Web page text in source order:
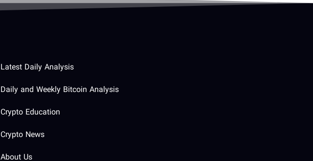
Latest Daily Analysis
Daily and Weekly Bitcoin Analysis
Crypto Education
Crypto News
About Us